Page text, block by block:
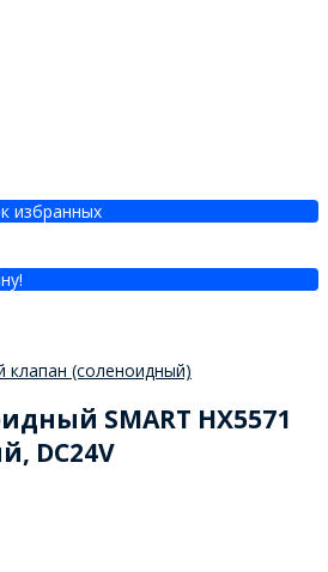
избранных
клапан (соленоидный)
SMART HX5571
DC24V